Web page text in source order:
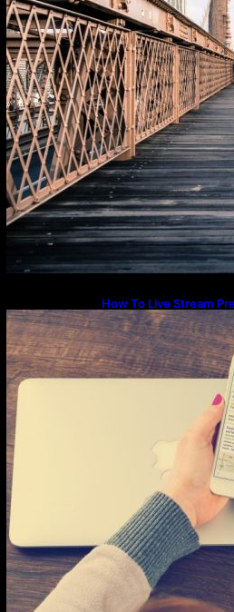
How To Live Stream
Facebook Page For Free